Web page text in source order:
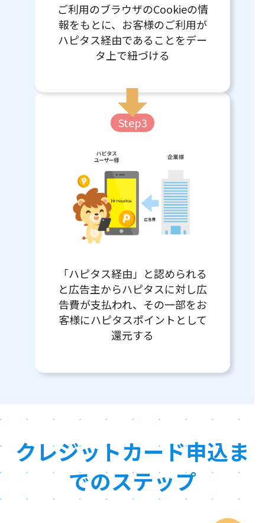
ご利用のブラウザのCookieの情
報をもとに、お客様のご利用が
ハピタス経由であることをデー
タ上で紐づける
Step3
「ハピタス経由」と認められる
と広告主からハピタスに対し広
告費が支払われ、その一部をお
客様にハピタスポイントとして
還元する
クレジットカード申込ま
でのステップ